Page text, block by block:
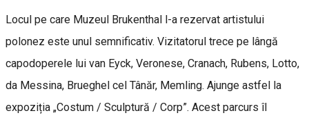
Locul pe care Muzeul Brukenthal l-a rezervat artistului
polonez este unul semnificativ. Vizitatorul trece pe lângă
capodoperele lui van Eyck, Veronese, Cranach, Rubens, Lotto,
da Messina, Brueghel cel Tânăr, Memling. Ajunge astfel la
expoziția „Costum / Sculptură / Corp”. Acest parcurs îl